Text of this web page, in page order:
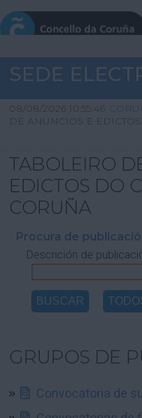
SEDE
08/08/2026 10:55:46
DE ANUNCIOS E
TABOLEIRO
EDICTOS DO
CORUÑA
Procura de
Descrición de
GRUPOS DE
Convocatoria de